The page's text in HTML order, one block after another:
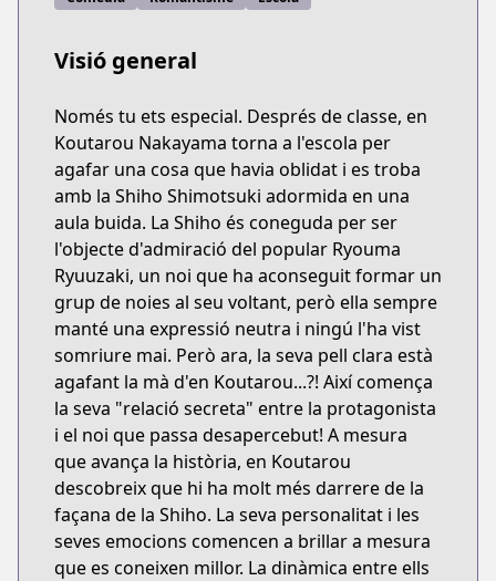
Visió general
Només tu ets especial. Després de classe, en
Koutarou Nakayama torna a l'escola per
agafar una cosa que havia oblidat i es troba
amb la Shiho Shimotsuki adormida en una
aula buida. La Shiho és coneguda per ser
l'objecte d'admiració del popular Ryouma
Ryuuzaki, un noi que ha aconseguit formar un
grup de noies al seu voltant, però ella sempre
manté una expressió neutra i ningú l'ha vist
somriure mai. Però ara, la seva pell clara està
agafant la mà d'en Koutarou...?! Així comença
la seva "relació secreta" entre la protagonista
i el noi que passa desapercebut! A mesura
que avança la història, en Koutarou
descobreix que hi ha molt més darrere de la
façana de la Shiho. La seva personalitat i les
seves emocions comencen a brillar a mesura
que es coneixen millor. La dinàmica entre ells